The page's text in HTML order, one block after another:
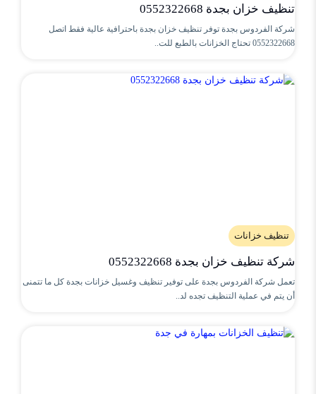
تنظيف خزان بجدة 0552322668
شركة الفردوس بجدة توفر تنظيف خزان بجدة باحترافية عالية فقط اتصل
0552322668 تحتاج الخزانات بالطبع للت..
تنظيف خزانات
شركة تنظيف خزان بجدة 0552322668
تعمل شركة الفردوس بجدة على توفير تنظيف وغسيل خزانات بجدة كل ما تتمنى
أن يتم في عملية التنظيف تجده لد..